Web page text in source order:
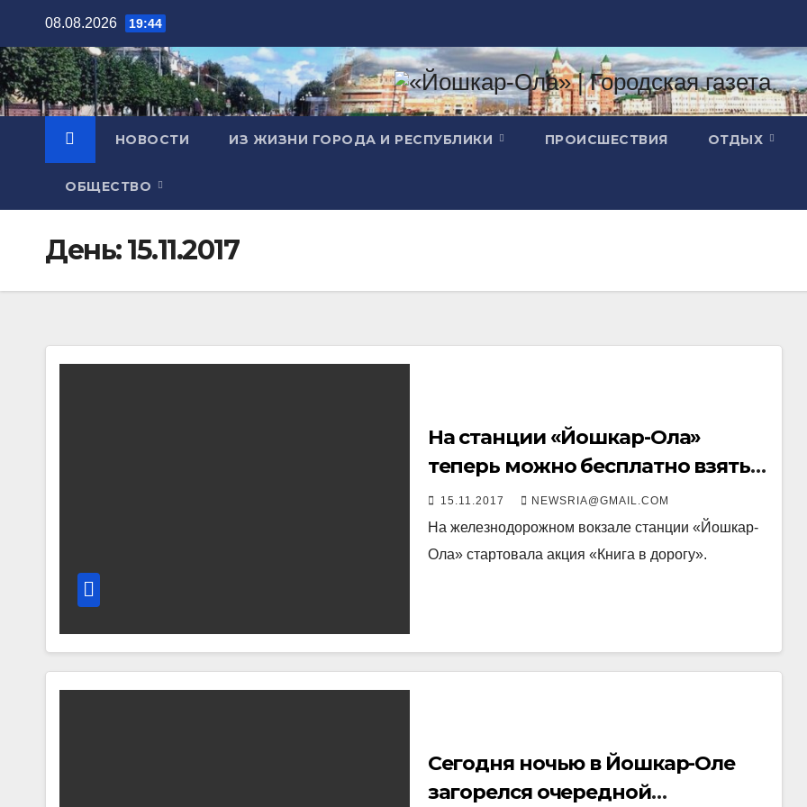
содержимому
08.08.2026 19:44
НОВОСТИ ИЗ ЖИЗНИ ГОРОДА И РЕСПУБЛИКИ ПРОИСШЕСТВИЯ ОТДЫХ
ОБЩЕСТВО
День:15.11.2017
На станции «Йошкар-Ола»
теперь можно бесплатно взять
книгу в дорогу
15.11.2017 NEWSRIA@GMAIL.COM
На железнодорожном вокзале станции «Йошкар-
Ола» стартовала акция «Книга в дорогу».
Сегодня ночью в Йошкар-Оле
загорелся очередной